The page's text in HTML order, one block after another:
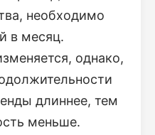
необходимо
в месяц.
однако,
длиннее, тем
меньше.